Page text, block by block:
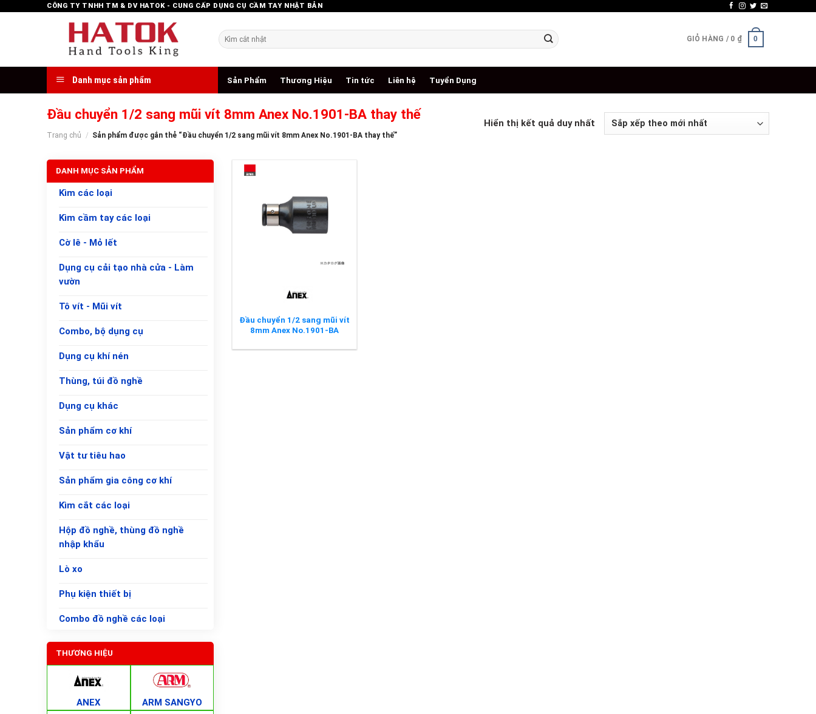
CÔNG TY TNHH TM & DV HATOK - CUNG CẤP DỤNG CỤ CẦM TAY NHẬT BẢN
Tìm
kiếm:
GIỎ HÀNG / 0 ₫ 0
Danh mục sản phẩm Sản Phẩm Thương Hiệu Tin tức Liên hệ Tuyển Dụng
Đầu chuyển 1/2 sang mũi vít 8mm Anex No.1901-BA thay thế
Trang chủ / Sản phẩm được gắn thẻ “Đầu chuyển 1/2 sang mũi vít 8mm Anex No.1901-BA thay thế”
Hiển thị kết quả duy nhất
DANH MỤC SẢN PHẨM
Kìm các loại
Kìm cầm tay các loại
Cờ lê - Mỏ lết
Dụng cụ cải tạo nhà cửa - Làm
vườn
Tô vít - Mũi vít
Combo, bộ dụng cụ
Dụng cụ khí nén
Thùng, túi đồ nghề
Dụng cụ khác
Sản phẩm cơ khí
Vật tư tiêu hao
Sản phẩm gia công cơ khí
Kìm cắt các loại
Hộp đồ nghề, thùng đồ nghề
nhập khẩu
Lò xo
Phụ kiện thiết bị
Combo đồ nghề các loại
THƯƠNG HIỆU
ANEX ARM SANGYO
Đầu chuyển 1/2 sang mũi vít
8mm Anex No.1901-BA